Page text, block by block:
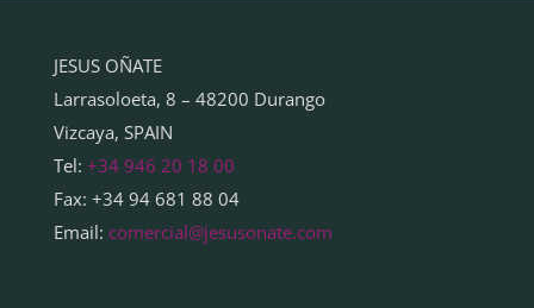
JESUS OÑATE
Larrasoloeta, 8 – 48200 Durango
Vizcaya, SPAIN
Tel: +34 946 20 18 00
Fax: +34 94 681 88 04
Email: comercial@jesusonate.com